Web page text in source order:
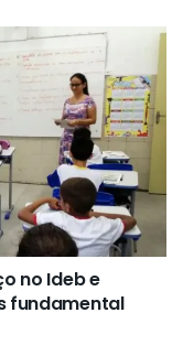
no Ideb e
fundamental